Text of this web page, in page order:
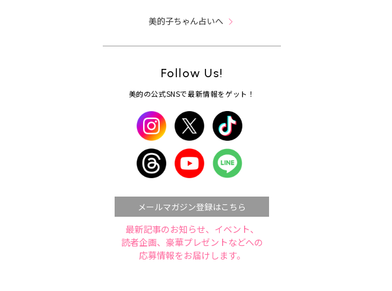
美的子ちゃん占いへ
Follow Us!
美的の公式SNSで最新情報をゲット！
メールマガジン登録はこちら
最新記事のお知らせ、イベント、
読者企画、豪華プレゼントなどへの
応募情報をお届けします。